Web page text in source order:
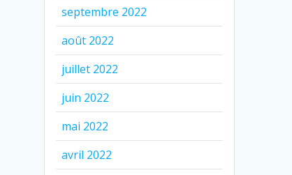
septembre 2022
août 2022
juillet 2022
juin 2022
mai 2022
avril 2022